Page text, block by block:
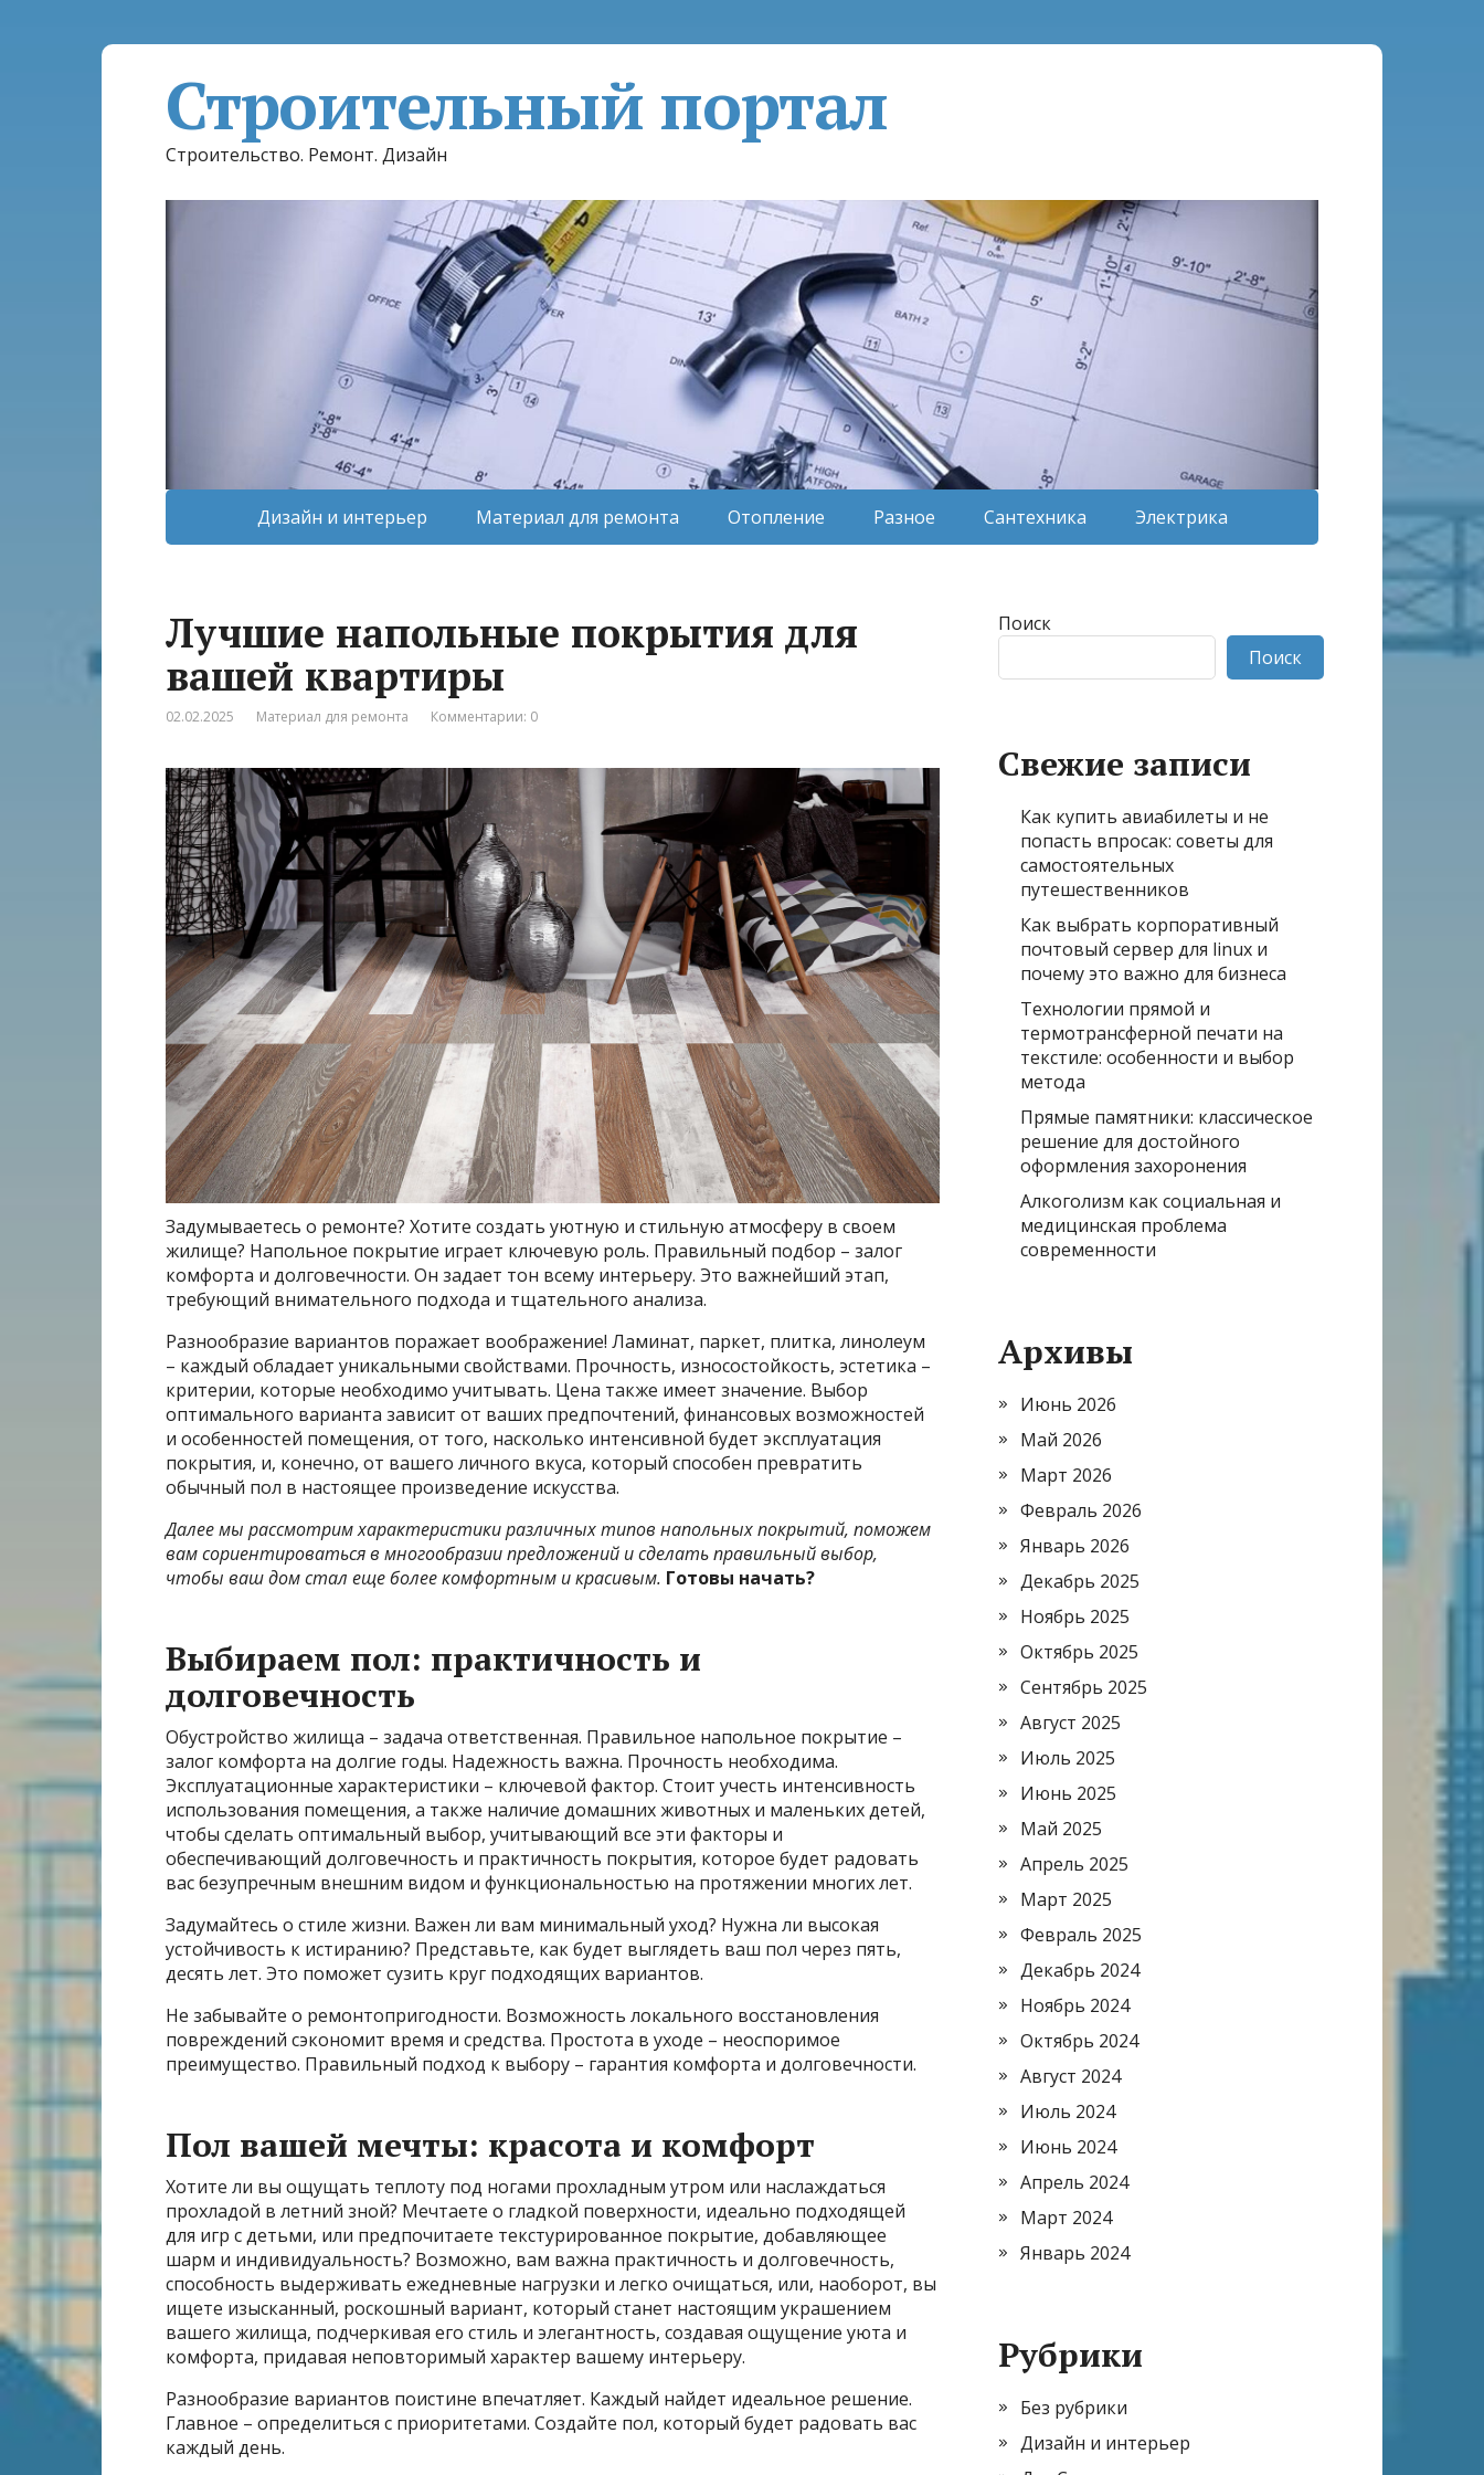
Строительный портал
Строительство. Ремонт. Дизайн
Дизайн и интерьер Материал для ремонта Отопление Разное Сантехника Электрика
Лучшие напольные покрытия для
вашей квартиры
02.02.2025 Материал для ремонта Комментарии: 0
Задумываетесь о ремонте? Хотите создать уютную и стильную атмосферу в своем
жилище? Напольное покрытие играет ключевую роль. Правильный подбор – залог
комфорта и долговечности. Он задает тон всему интерьеру. Это важнейший этап,
требующий внимательного подхода и тщательного анализа.
Разнообразие вариантов поражает воображение! Ламинат, паркет, плитка, линолеум
– каждый обладает уникальными свойствами. Прочность, износостойкость, эстетика –
критерии, которые необходимо учитывать. Цена также имеет значение. Выбор
оптимального варианта зависит от ваших предпочтений, финансовых возможностей
и особенностей помещения, от того, насколько интенсивной будет эксплуатация
покрытия, и, конечно, от вашего личного вкуса, который способен превратить
обычный пол в настоящее произведение искусства.
Далее мы рассмотрим характеристики различных типов напольных покрытий, поможем
вам сориентироваться в многообразии предложений и сделать правильный выбор,
чтобы ваш дом стал еще более комфортным и красивым. Готовы начать?
Выбираем пол: практичность и
долговечность
Обустройство жилища – задача ответственная. Правильное напольное покрытие –
залог комфорта на долгие годы. Надежность важна. Прочность необходима.
Эксплуатационные характеристики – ключевой фактор. Стоит учесть интенсивность
использования помещения, а также наличие домашних животных и маленьких детей,
чтобы сделать оптимальный выбор, учитывающий все эти факторы и
обеспечивающий долговечность и практичность покрытия, которое будет радовать
вас безупречным внешним видом и функциональностью на протяжении многих лет.
Задумайтесь о стиле жизни. Важен ли вам минимальный уход? Нужна ли высокая
устойчивость к истиранию? Представьте, как будет выглядеть ваш пол через пять,
десять лет. Это поможет сузить круг подходящих вариантов.
Не забывайте о ремонтопригодности. Возможность локального восстановления
повреждений сэкономит время и средства. Простота в уходе – неоспоримое
преимущество. Правильный подход к выбору – гарантия комфорта и долговечности.
Пол вашей мечты: красота и комфорт
Хотите ли вы ощущать теплоту под ногами прохладным утром или наслаждаться
прохладой в летний зной? Мечтаете о гладкой поверхности, идеально подходящей
для игр с детьми, или предпочитаете текстурированное покрытие, добавляющее
шарм и индивидуальность? Возможно, вам важна практичность и долговечность,
способность выдерживать ежедневные нагрузки и легко очищаться, или, наоборот, вы
ищете изысканный, роскошный вариант, который станет настоящим украшением
вашего жилища, подчеркивая его стиль и элегантность, создавая ощущение уюта и
комфорта, придавая неповторимый характер вашему интерьеру.
Разнообразие вариантов поистине впечатляет. Каждый найдет идеальное решение.
Главное – определиться с приоритетами. Создайте пол, который будет радовать вас
каждый день.
Поиск
Поиск
Свежие записи
Как купить авиабилеты и не
попасть впросак: советы для
самостоятельных
путешественников
Как выбрать корпоративный
почтовый сервер для linux и
почему это важно для бизнеса
Технологии прямой и
термотрансферной печати на
текстиле: особенности и выбор
метода
Прямые памятники: классическое
решение для достойного
оформления захоронения
Алкоголизм как социальная и
медицинская проблема
современности
Архивы
Июнь 2026
Май 2026
Март 2026
Февраль 2026
Январь 2026
Декабрь 2025
Ноябрь 2025
Октябрь 2025
Сентябрь 2025
Август 2025
Июль 2025
Июнь 2025
Май 2025
Апрель 2025
Март 2025
Февраль 2025
Декабрь 2024
Ноябрь 2024
Октябрь 2024
Август 2024
Июль 2024
Июнь 2024
Апрель 2024
Март 2024
Январь 2024
Рубрики
Без рубрики
Дизайн и интерьер